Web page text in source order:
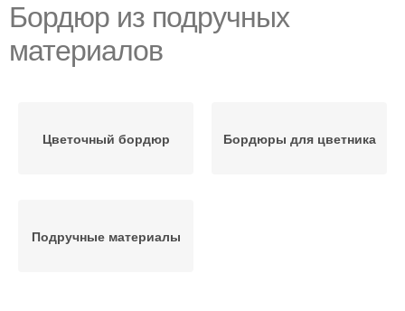
Бордюр из подручных
материалов
Цветочный бордюр Бордюры для цветника
Подручные материалы